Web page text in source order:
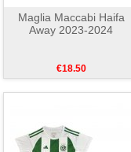
Maglia Maccabi Haifa
Away 2023-2024
€18.50